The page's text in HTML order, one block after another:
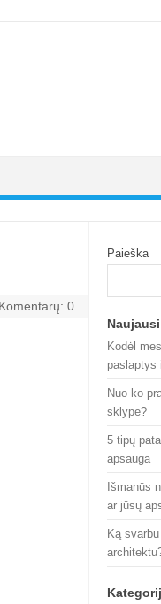
Komentarų: 0
Paieška
Kodėl
paslaptys
Nuo ko
sklype?
5 tipų
apsauga
Išmanūs
ar jūsų
Ką